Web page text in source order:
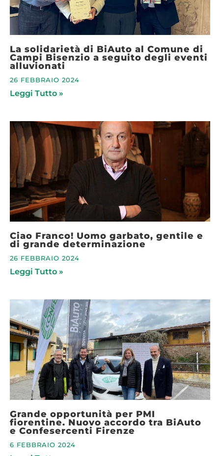
La solidarietà di BiAuto al Comune di
Campi Bisenzio a seguito degli eventi
alluvionati
26 FEBBRAIO 2024
Leggi Tutto »
Ciao Franco! Uomo garbato, gentile e
di grande determinazione
26 FEBBRAIO 2024
Leggi Tutto »
Grande opportunità per PMI
fiorentine. Nuovo accordo tra BiAuto
e Confesercenti Firenze
6 FEBBRAIO 2024